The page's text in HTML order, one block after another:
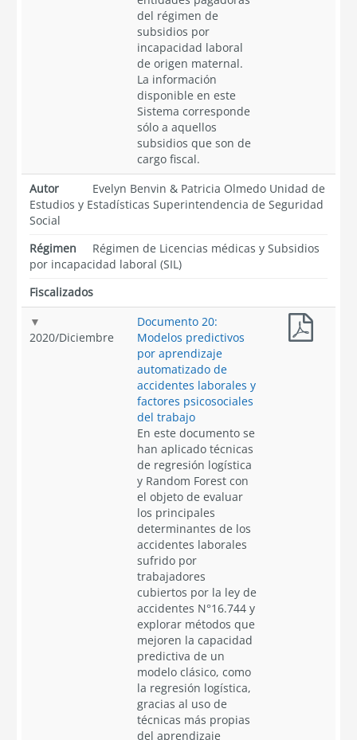
del régimen de
subsidios por
incapacidad laboral
de origen maternal.
La información
disponible en este
Sistema corresponde
sólo a aquellos
subsidios que son de
cargo fiscal.
Autor
Evelyn Benvin & Patricia Olmedo Unidad de
Estudios y Estadísticas Superintendencia de Seguridad
Social
Régimen
Régimen de Licencias médicas y Subsidios
por incapacidad laboral (SIL)
Fiscalizados
2020/Diciembre
Documento 20:
Modelos predictivos
por aprendizaje
automatizado de
accidentes laborales y
factores psicosociales
del trabajo
En este documento se
han aplicado técnicas
de regresión logística
y Random Forest con
el objeto de evaluar
los principales
determinantes de los
accidentes laborales
sufrido por
trabajadores
cubiertos por la ley de
accidentes N°16.744 y
explorar métodos que
mejoren la capacidad
predictiva de un
modelo clásico, como
la regresión logística,
gracias al uso de
técnicas más propias
del aprendizaje